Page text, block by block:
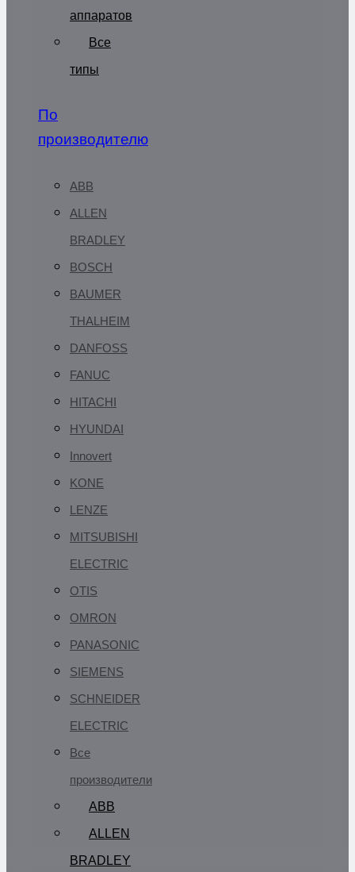
аппаратов
Все
типы
По
производителю
ABB
ALLEN
BRADLEY
BOSCH
BAUMER
THALHEIM
DANFOSS
FANUC
HITACHI
HYUNDAI
Innovert
KONE
LENZE
MITSUBISHI
ELECTRIC
OTIS
OMRON
PANASONIC
SIEMENS
SCHNEIDER
ELECTRIC
Все
производители
ABB
ALLEN
BRADLEY